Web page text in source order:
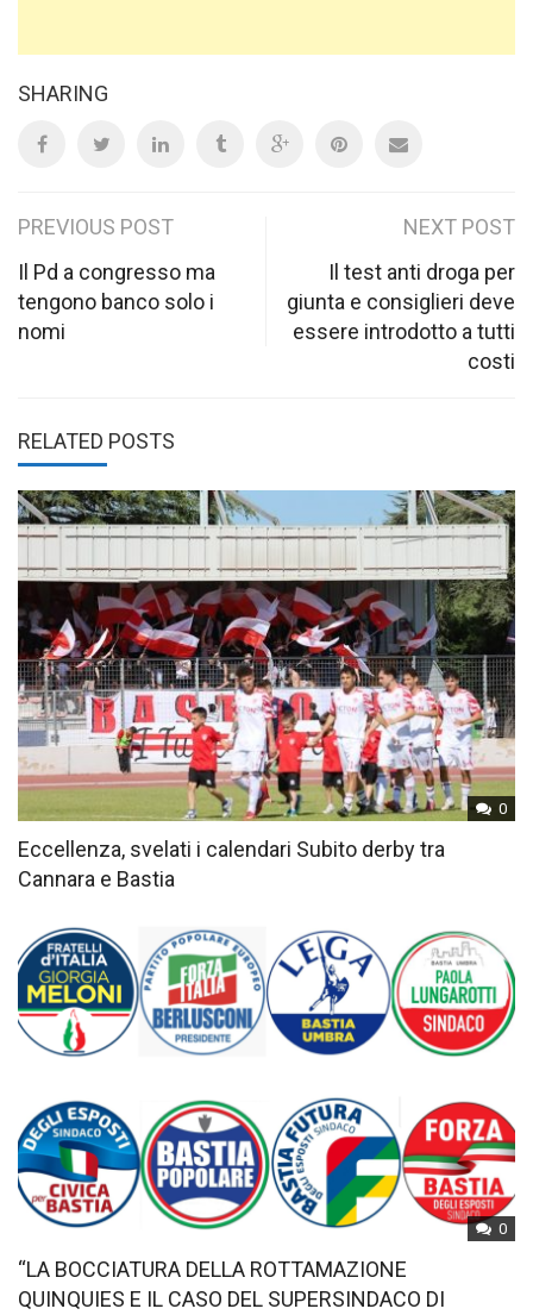
SHARING
Post
navigation
PREVIOUS POST
Il Pd a congresso ma
tengono banco solo i
nomi
NEXT POST
Il test anti droga per
giunta e consiglieri deve
essere introdotto a tutti
costi
RELATED POSTS
0
Eccellenza, svelati i calendari Subito derby tra
Cannara e Bastia
0
“LA BOCCIATURA DELLA ROTTAMAZIONE
QUINQUIES E IL CASO DEL SUPERSINDACO DI